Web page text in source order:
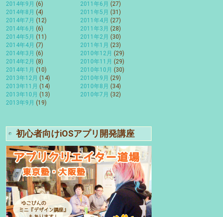
2014年9月 (6)
2014年8月 (4)
2014年7月 (12)
2014年6月 (6)
2014年5月 (11)
2014年4月 (7)
2014年3月 (6)
2014年2月 (8)
2014年1月 (10)
2013年12月 (14)
2013年11月 (14)
2013年10月 (13)
2013年9月 (19)
2011年6月 (27)
2011年5月 (31)
2011年4月 (27)
2011年3月 (28)
2011年2月 (30)
2011年1月 (23)
2010年12月 (29)
2010年11月 (29)
2010年10月 (30)
2010年9月 (29)
2010年8月 (34)
2010年7月 (32)
初心者向けiOSアプリ開発講座